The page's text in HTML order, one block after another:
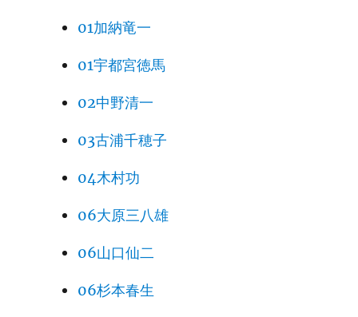
01加納竜一
01宇都宮徳馬
02中野清一
03古浦千穂子
04木村功
06大原三八雄
06山口仙二
06杉本春生